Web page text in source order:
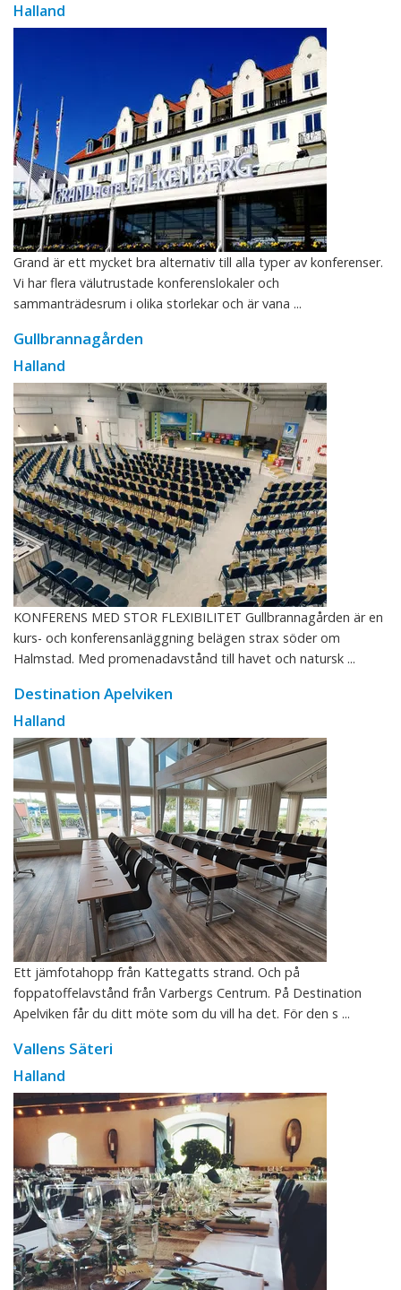
Halland
Grand är ett mycket bra alternativ till alla typer av konferenser.
Vi har flera välutrustade konferenslokaler och
sammanträdesrum i olika storlekar och är vana ...
Gullbrannagården
Halland
KONFERENS MED STOR FLEXIBILITET Gullbrannagården är en
kurs- och konferensanläggning belägen strax söder om
Halmstad. Med promenadavstånd till havet och natursk ...
Destination Apelviken
Halland
Ett jämfotahopp från Kattegatts strand. Och på
foppatoffelavstånd från Varbergs Centrum. På Destination
Apelviken får du ditt möte som du vill ha det. För den s ...
Vallens Säteri
Halland